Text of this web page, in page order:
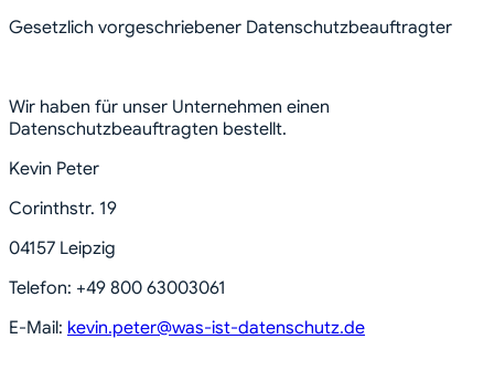
Gesetzlich vorgeschriebener Datenschutzbeauftragter
Wir haben für unser Unternehmen einen
Datenschutzbeauftragten bestellt.
Kevin Peter
Corinthstr. 19
04157 Leipzig
Telefon: +49 800 63003061
E-Mail: kevin.peter@was-ist-datenschutz.de